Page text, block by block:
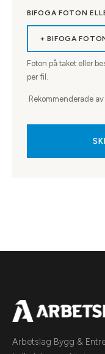
BIFOGA FOTON
+ BIFOGA
Foton på taket eller
per fil.
Rekommenderade
Arbetslag Bygg &